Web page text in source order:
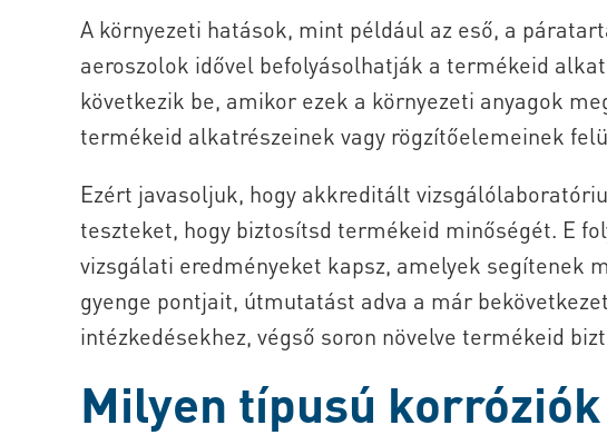
A környezeti hatások, mint például az eső, a
aeroszolok idővel befolyásolhatják a termékeid
következik be, amikor ezek a környezeti anyagok
termékeid alkatrészeinek vagy rögzítőelemeinek
Ezért javasoljuk, hogy akkreditált
teszteket, hogy biztosítsd termékeid minőségét. E
vizsgálati eredményeket kapsz, amelyek segítenek
gyenge pontjait, útmutatást adva a már
intézkedésekhez, végső soron növelve termékeid
Milyen típusú